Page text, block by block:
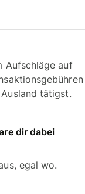
Aufschläge auf
tätigst.
dir dabei
egal wo.